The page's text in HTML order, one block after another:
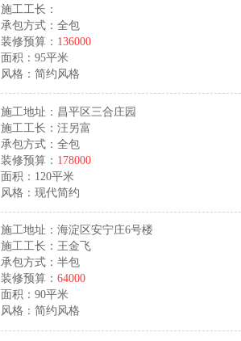
施工工长：
承包方式：全包
装修预算： 136000
面积：95平米
风格：简约风格
施工地址：昌平区三合庄园
施工工长：汪另富
承包方式：全包
装修预算： 178000
面积：120平米
风格：现代简约
施工地址：海淀区安宁庄6号楼
施工工长：王金飞
承包方式：半包
装修预算：64000
面积：90平米
风格：简约风格